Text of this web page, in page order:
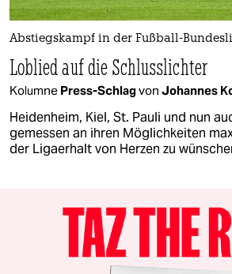
Abstiegskampf in der Fußball-
Loblied auf die Schlusslichter
Kolumne Press-Schlagvon Johannes
Heidenheim, Kiel, St. Pauli und nun
gemessen an ihren Möglichkeiten
der Ligaerhalt von Herzen zu